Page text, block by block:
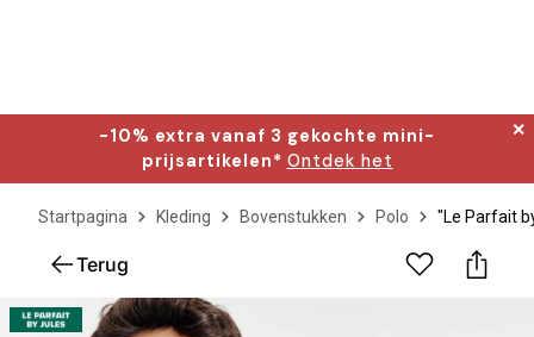
-10% extra vanaf 3 gekochte mini-
prijsartikelen* Ontdek het
✕
Startpagina Kleding Bovenstukken Polo "Le Parfait
Terug